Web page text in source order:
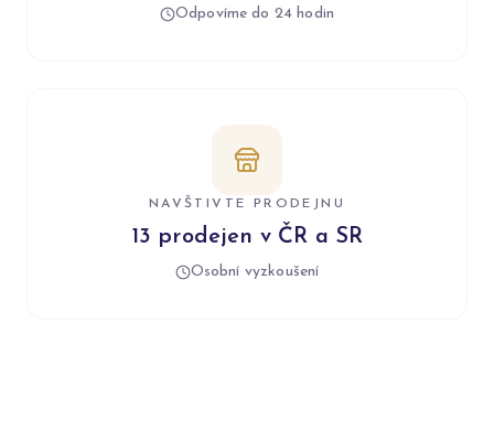
Odpovíme do 24 hodin
NAVŠTIVTE PRODEJNU
13 prodejen v ČR a SR
Osobní vyzkoušení